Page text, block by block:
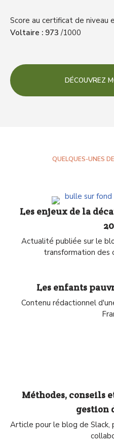
Score au certificat de niveau
Voltaire : 973/1000
DÉCOUVREZ
QUELQUES-UNES
Les enjeux de la
Actualité publiée sur le
transformation des
Les enfants
Contenu rédactionnel
Méthodes, conseils
gestion
Article pour le blog de